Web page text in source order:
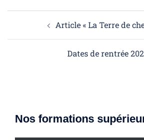
Article « La Terre de
Dates de rentrée
Nos formations